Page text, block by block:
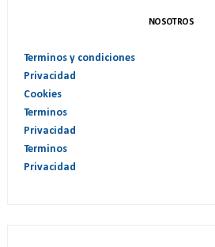
NOSOTROS
Terminos y condiciones
Privacidad
Cookies
Terminos
Privacidad
Terminos
Privacidad